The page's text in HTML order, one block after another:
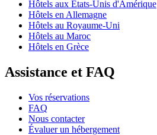
Hôtels aux États-Unis d'Amérique
Hôtels en Allemagne
Hôtels au Royaume-Uni
Hôtels au Maroc
Hôtels en Grèce
Assistance et FAQ
Vos réservations
FAQ
Nous contacter
Évaluer un hébergement